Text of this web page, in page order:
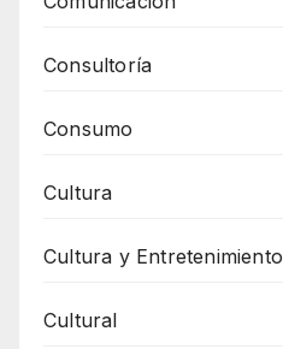
Consultoría
Consumo
Cultura
Cultura y Entretenimiento
Cultural